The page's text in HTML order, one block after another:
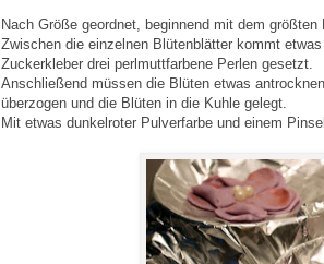
Nach Größe geordnet, beginnend mit dem
Zwischen die einzelnen Blütenblätter kommt
Zuckerkleber drei perlmuttfarbene Perlen gesetzt.
Anschließend müssen die Blüten etwas
überzogen und die Blüten in die Kuhle gelegt.
Mit etwas dunkelroter Pulverfarbe und einem